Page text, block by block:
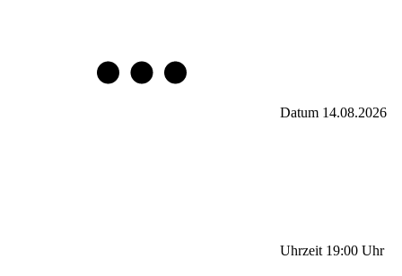
Datum 14.08.2026
Uhrzeit 19:00 Uhr